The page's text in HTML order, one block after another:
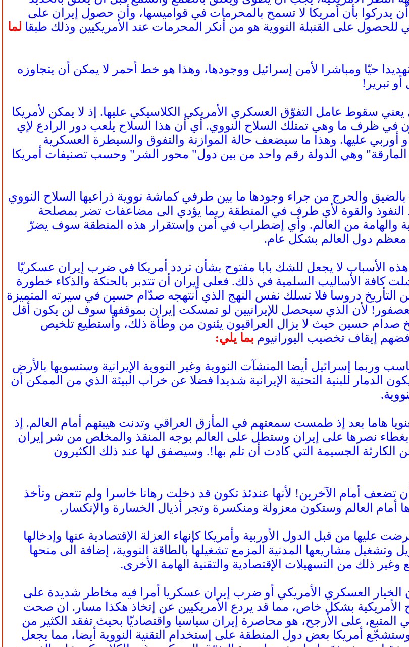
أن يدركوا بأن أمريكا لا تسمح بالمحرمات في قواميسها، وأن حصول إيران على
للحصول على القنبلة النووية هو من أنكر المحرمات عند الأمريكيين وذلك طبقا لما
تهديدا حيّا ومباشرا لأمن إسرائيل ووجودها، وهذا هو خط أحمر لا يمكن أن يتجاوزه
تبرير!
سقوط عامل التفوّق العسكري الأمريكي الكلاسيكي عليها. إذ لا يمكن لأمريكا
في ظرف ما وهي تمتلك السلاح النووي. أي أن هذا السلاح يلعب دور الرادع لإي
عليها. وهذا ما سيضعف حالة الموازنة والتفوق والسيطرة العسكرية
المارقة" وهي الدولة رقم واحد من بين دول" محور الشر" وحسب تصنيفات أمريكا
والحرج من جراء وجودها ما بين طرفي كماشة نووية ذراعيها السلاح النووي
النفوذ والقوة لأي طرف في المنطقة ربما يؤدي الى مضاعفات تضر بمصلحة
والهامة من العالم. وأي إضطراب في أمن وإستقرار هذه المنطقة سوف يضرّ
معظم دول العالم بشكل عام.
الأسباب لا يجعل للشك بابا مفتوح بشأن تردد أمريكا في ضرب إيران عسكريّا
كافة الأساليب السلمية في ذلك. فعلى إيران أن تتدبر بالحنكة والذكاء خطورة
التأريخ دروسا فلا تسلك نفس النهج الذي أنتهجه صدّام حسين في سيرته المتميزة
لأن الذي سيحصل للإيرانيين لو تمسكت إيران بموقفها سوف لن يكون أقل
صدام حسين حيث لا يزال العراقيون يئنون من وطأة ذلك، وأستطيع تلخيص
رفضهم إيقاف تخصيب اليورانيوم بما يلي:
وربما إسرائيل أيضا المنشآت النووية وغير النووية الإيرانية وستسويها بالأرض
للبنية التحتية الإيرانية شديدا فضلا عن خراب البيئة الذي من الممكن أن
هاما بعد إذ طمست سمعتهم في المأزق العراقي وتدنت هيبتهم أمام العالم. إذ
نصرها على إيران وستطل على العالم بوجه المنقذ والمخلص من شر إيران
من الكارثة الجسيمة التي كادت أن تلم بها!. وسيصفق لها عند ذلك الكثيرون
أمام الآخرين! لأنها عندئذ تكون قد دخلت رهانا خاسرا ولم تتعض وتأخذ
أمام العالم وستكون معزولة ومنكسرة وتجر أذيال الخسارة والإنكسار.
عليها من قبل الدول الأوربية وأمريكا كإنهاء العزلة الإقتصادية عنها وإدخالها
وتشغيل مشاريعها المدنية المزمع تشغيلها بالطاقة النووية، إضافة الى منحها
وغير ذلك من التسهيلات الإقتصادية والتقنية الهامة الأخرى.
الخيار العسكري الأمريكي أو ضرب إيران عسكريا أمرا فيه مخاطر شديدة على
الأمريكية بشكل خاص، مما قد يردع الأمريكيين عن إتخاذ هكذا مسار. ان صحت
المتبع، على الأرجح، هو محاصرة إيران سياسيا واقتصاديّا بحيث تفقد الكثير من
وستشجّع أمريكا بعض دول المنطقة على إستخدام التقنية النووية أيضا، مما يجعل